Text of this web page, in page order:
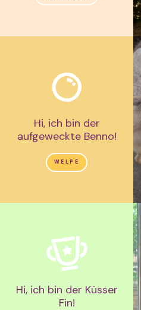
Hi, ich bin der
aufgeweckte Benno!
WELPE
Hi, ich bin der Küsser
Fin!